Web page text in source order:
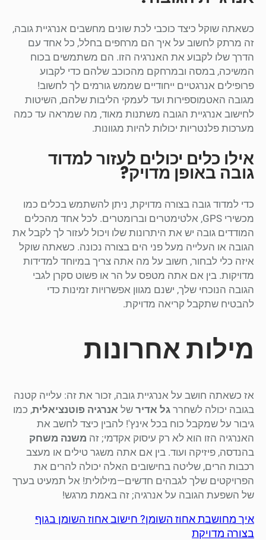
כשאתה שוקל כיצד כוכבי לכת שונים מחשבים אנרגיית גובה,
זה מרתק לחשוב על איך הם מרחפים בחלל, כל אחד עם
הדרך שלו לקבוע את האנרגיה הזו. הם משתמשים בכוח
המשיכה, במסה ובמרחקם מהכוכב שלהם כדי לקבוע
פרופילים אנרגטיים ייחודיים שממש גורמים לך לחשוב!
מגובה האטמוספירות ועד לעמקי הליבות שלהם, השיטות
לחישוב אנרגיית הגובה משתנות מאוד, מה שמראה עד כמה
מערכות פלנטריות יכולות להיות מגוונות.
אילו כלים יכולים לעזור למדוד
גובה באופן מדויק?
כדי למדוד גובה בצורה מדויקת, ניתן להשתמש בכלים כמו
מכשירי GPS, אלטימטרים וברומטרים. לכל אחד מהכלים
המודדים גובה יש את היתרונות שלו ויכול לעזור לך לקבל את
הגובה או העלייה מעל פני הים בצורה נכונה. כשאתה שוקל
איזה כלי לבחור, חשוב על מה אתה צריך במיוחד למדידות
מדויקות. בין אם אתה מטפס על הר או פשוט סקרן לגבי
הגובה הנוכחי שלך, ישנם מגוון אפשרויות זמינות כדי
להבטיח שתקבל קריאה מדויקת.
מילות אחרונות
אז כשאתה חושב על אנרגיית גובה, זכור את זה: עלייה קטנה
בגובה יכולה לשחרר גל אדיר של אנרגיה פוטנציאלית, כמו
גיבור על שמקבל כוח בכל אינץ'! להבין כיצד לחשב את
האנרגיה הזו הוא לא רק עיסוק אקדמי; זה משנה משחק
בהנדסה, פיזיקה ועוד. בין אם אתה משגר טילים או מעצב
רכבות הרים, שליטה בחישובים האלה יכולה להרים את
הפרויקטים שלך לגבהים חדשים—מילולית! אל תמעיט בערך
של השפעת הגובה על אנרגיה; זה באמת מרגש!
איך מחושבת אחוז השומן? חישוב אחוז השומן בגוף
בצורה מדויקת